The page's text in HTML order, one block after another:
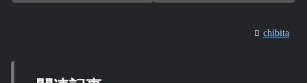
chibita